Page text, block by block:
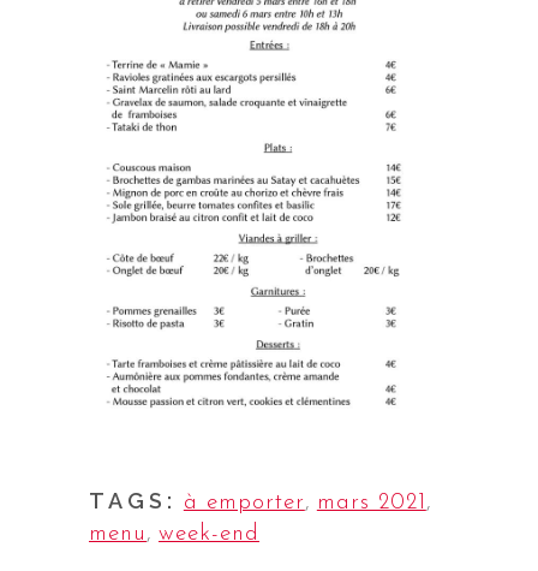
TAGS: à emporter, mars 2021 ,
menu , week-end